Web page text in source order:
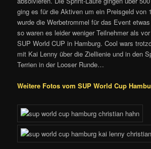
ging es für die Aktiven um ein Preisgeld von
wurde die Werbetrommel für das Event
so waren es leider weniger Teilnehmer als
SUP World CUP in Hamburg. Cool wars
mit Kai Lenny über die Ziellienie und in den
Terrien in der Looser Runde…
Weitere Fotos vom SUP World Cup